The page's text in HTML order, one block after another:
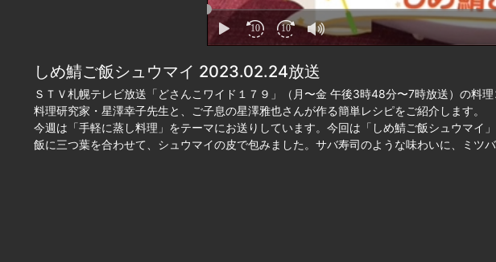
しめ鯖ご飯シュウマイ 2023.02.24放送
ＳＴＶ札幌テレビ放送「どさんこワイド１７９」（月〜金 午後3時48分〜7時放送）の料
料理研究家・星澤幸子先生と、ご子息の星澤雅也さんが作る簡単レシピをご紹介します。
今週は「手軽に蒸し料理」をテーマにお送りしています。今回は「しめ鯖ご飯シュウマイ
飯に三つ葉を合わせて、シュウマイの皮で包みました。サバ寿司のような味わいに、ミツ